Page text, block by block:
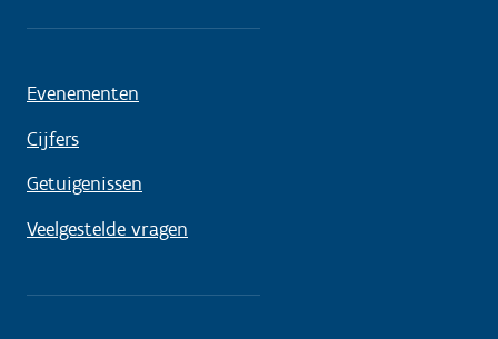
Evenementen
Cijfers
Getuigenissen
Veelgestelde vragen